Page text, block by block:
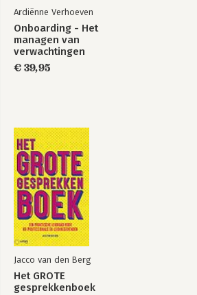
Ardiënne Verhoeven
Onboarding - Het
managen van
verwachtingen
€ 39,95
Jacco van den Berg
Het GROTE
gesprekkenboek